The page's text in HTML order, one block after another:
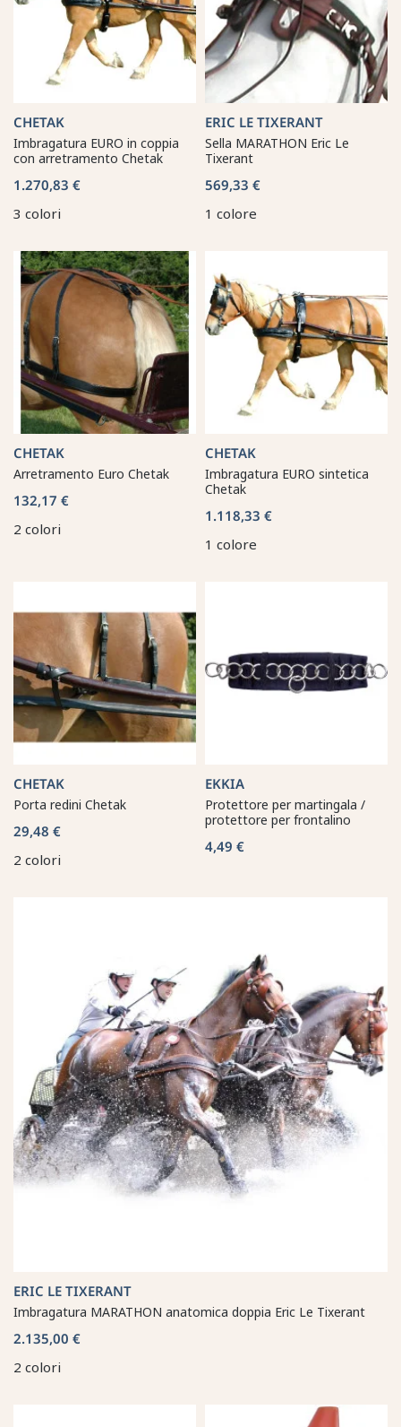
CHETAK
Imbragatura EURO in coppia
con arretramento Chetak
1.270,83 €
3 colori
ERIC LE TIXERANT
Sella MARATHON Eric Le
Tixerant
569,33 €
1 colore
CHETAK
Arretramento Euro Chetak
132,17 €
2 colori
CHETAK
Imbragatura EURO sintetica
Chetak
1.118,33 €
1 colore
CHETAK
Porta redini Chetak
29,48 €
2 colori
EKKIA
Protettore per martingala /
protettore per frontalino
4,49 €
ERIC LE TIXERANT
Imbragatura MARATHON anatomica doppia Eric Le Tixerant
2.135,00 €
2 colori